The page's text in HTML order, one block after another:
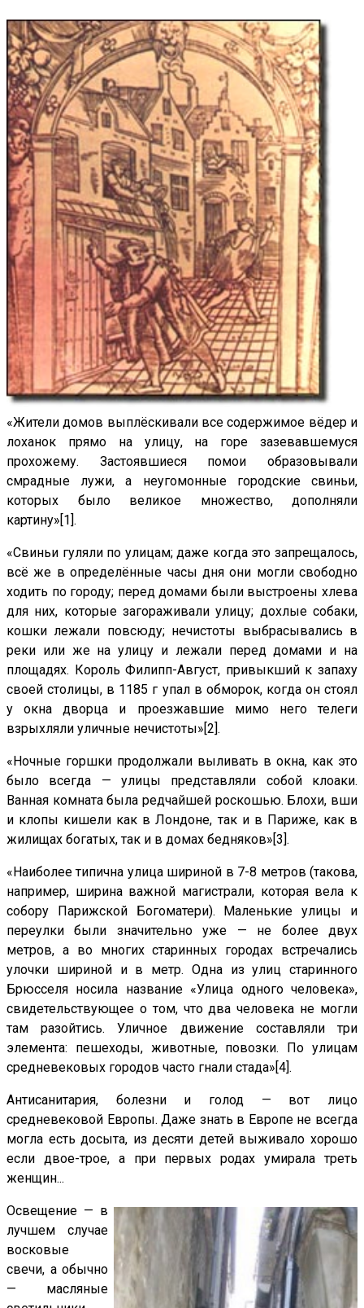
«Жители домов выплёскивали все содержимое вёдер и
лоханок прямо на улицу, на горе зазевавшемуся
прохожему. Застоявшиеся помои образовывали
смрадные лужи, а неугомонные городские свиньи,
которых было великое множество, дополняли
картину»[1].
«Свиньи гуляли по улицам; даже когда это запрещалось,
всё же в определённые часы дня они могли свободно
ходить по городу; перед домами были выстроены хлева
для них, которые загораживали улицу; дохлые собаки,
кошки лежали повсюду; нечистоты выбрасывались в
реки или же на улицу и лежали перед домами и на
площадях. Король Филипп-Август, привыкший к запаху
своей столицы, в 1185 г упал в обморок, когда он стоял
у окна дворца и проезжавшие мимо него телеги
взрыхляли уличные нечистоты» [2].
«Ночные горшки продолжали выливать в окна, как это
было всегда — улицы представляли собой клоаки.
Ванная комната была редчайшей роскошью. Блохи, вши
и клопы кишели как в Лондоне, так и в Париже, как в
жилищах богатых, так и в домах бедняков» [3].
«Наиболее типична улица шириной в 7-8 метров (такова,
например, ширина важной магистрали, которая вела к
собору Парижской Богоматери). Маленькие улицы и
переулки были значительно уже — не более двух
метров, а во многих старинных городах встречались
улочки шириной и в метр. Одна из улиц старинного
Брюсселя носила название «Улица одного человека»,
свидетельствующее о том, что два человека не могли
там разойтись. Уличное движение составляли три
элемента: пешеходы, животные, повозки. По улицам
средневековых городов часто гнали стада» [4].
Антисанитария, болезни и голод — вот лицо
средневековой Европы. Даже знать в Европе не всегда
могла есть досыта, из десяти детей выживало хорошо
если двое-трое, а при первых родах умирала треть
женщин...
Освещение — в
лучшем случае
восковые
свечи, а обычно
— масляные